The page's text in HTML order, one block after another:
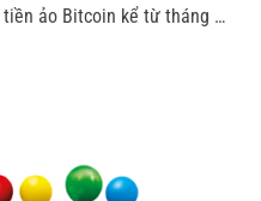
ảo Bitcoin kể từ tháng …